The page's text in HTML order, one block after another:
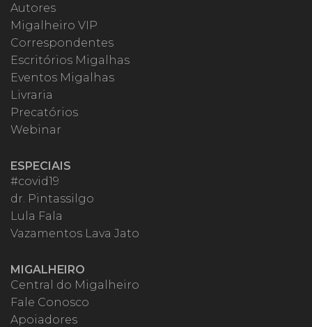
Autores
Migalheiro VIP
Correspondentes
Escritórios Migalhas
Eventos Migalhas
Livraria
Precatórios
Webinar
ESPECIAIS
#covid19
dr. Pintassilgo
Lula Fala
Vazamentos Lava Jato
MIGALHEIRO
Central do Migalheiro
Fale Conosco
Apoiadores